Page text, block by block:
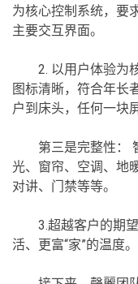
为核心控制系统，要
主要交互界面。
2. 以用户体验为
图标清晰，符合年长
户到床头，任何一块
第三是完整性：
光、窗帘、空调、地
对讲、门禁等等。
3.超越客户的期
活、更富“家”的温度。